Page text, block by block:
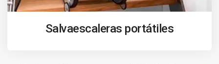
Salvaescaleras portátiles